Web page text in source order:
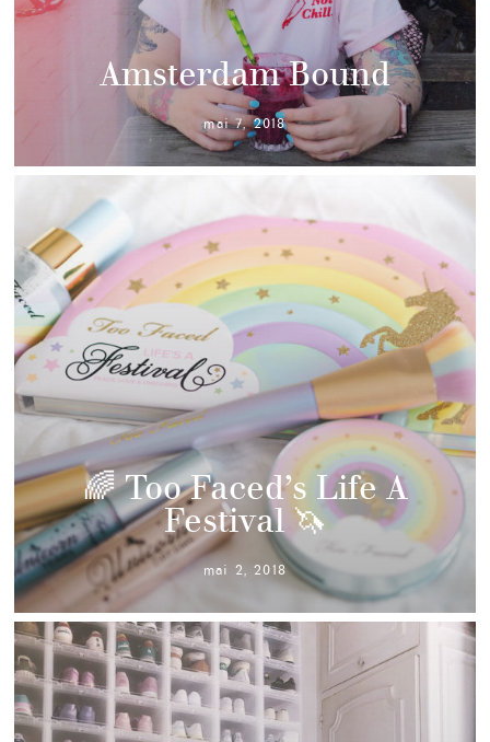
Amsterdam Bound
mai 7, 2018
🌈 Too Faced’s Life A
Festival 🦄
mai 2, 2018